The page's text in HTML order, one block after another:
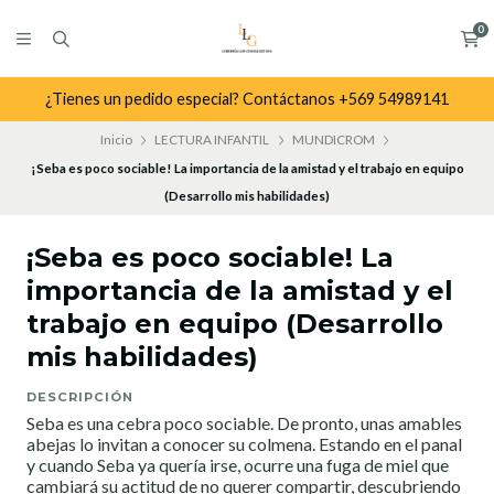
0
¿Tienes un pedido especial? Contáctanos +569 54989141
Inicio LECTURA INFANTIL
MUNDICROM
¡Seba es poco sociable! La importancia de la amistad y el trabajo en equipo
(Desarrollo mis habilidades)
¡Seba es poco sociable! La
importancia de la amistad y el
trabajo en equipo (Desarrollo
mis habilidades)
DESCRIPCIÓN
Seba es una cebra poco sociable. De pronto, unas amables
abejas lo invitan a conocer su colmena. Estando en el panal
y cuando Seba ya quería irse, ocurre una fuga de miel que
cambiará su actitud de no querer compartir, descubriendo